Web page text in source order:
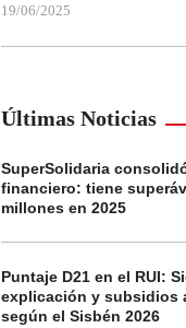
19/06/2025
Últimas Noticias
SuperSolidaria
financiero: tiene
millones en 2025
Puntaje D21 en el RUI:
explicación y subsidios
según el Sisbén 2026